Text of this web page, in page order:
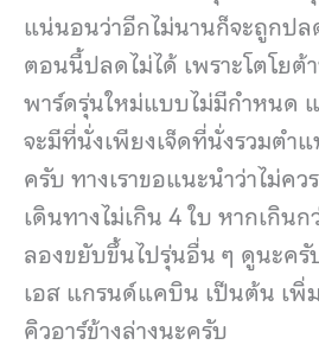
แน่นอนว่าอีกไม่นานก็จะถูกป
ตอนนี้ปลดไม่ได้ เพราะโตโย
พาร์ดรุ่นใหม่แบบไม่มีกำหนด
จะมีที่นั่งเพียงเจ็ดที่นั่งรวมตำ
ครับ ทางเราขอแนะนำว่าไม่คว
เดินทางไม่เกิน 4 ใบ หากเกิน
ลองขยับขึ้นไปรุ่นอื่น ๆ ดูนะครั
เอส แกรนด์แคบิน เป็นต้น เพิ่
คิวอาร์ข้างล่างนะครับ